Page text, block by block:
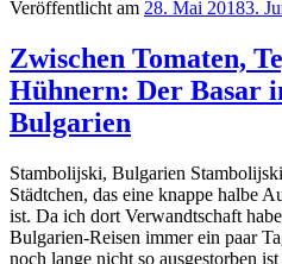
Veröffentlicht am 28. Mai 20183.
Zwischen Tomaten,
Hühnern: Der Basar
Bulgarien
Stambolijski, Bulgarien
Städtchen, das eine knappe halbe
ist. Da ich dort Verwandtschaft
Bulgarien-Reisen immer ein paar
noch lange nicht so ausgestorben